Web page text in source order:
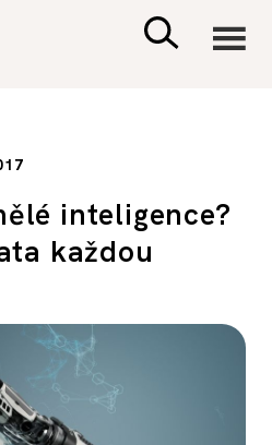
VZTAHY
inteligence?
každou